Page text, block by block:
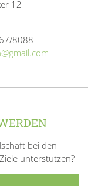
12
8088
bei den
unterstützen?